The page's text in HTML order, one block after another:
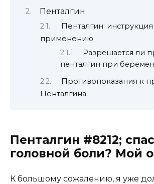
Пенталгин
Пенталгин:
применению
Разрешается ли
пенталгин при
Противопоказания к
Пенталгина:
Пенталгин #8212;
головной боли? Мой
К большому сожалению, я уже